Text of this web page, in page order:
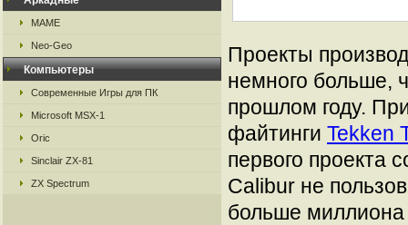
MAME
Neo-Geo
Компьютеры
Современные Игры для ПК
Microsoft MSX-1
Oric
Sinclair ZX-81
ZX Spectrum
Проекты
немного больше,
прошлом году.
файтинги Tekken
первого проекта
Calibur не
больше миллиона